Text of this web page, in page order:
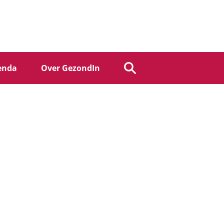
Over GezondIn
Zoek